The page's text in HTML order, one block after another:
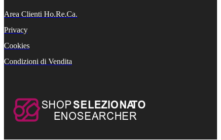
Area Clienti Ho.Re.Ca.
Privacy
Cookies
Condizioni di Vendita